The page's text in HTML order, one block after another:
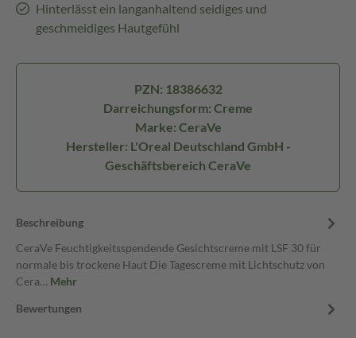
Hinterlässt ein langanhaltend seidiges und
geschmeidiges Hautgefühl
PZN: 18386632
Darreichungsform: Creme
Marke: CeraVe
Hersteller: L'Oreal Deutschland GmbH -
Geschäftsbereich CeraVe
Beschreibung
CeraVe Feuchtigkeitsspendende Gesichtscreme mit LSF 30 für
normale bis trockene Haut Die Tagescreme mit Lichtschutz von
Cera… Mehr
Bewertungen